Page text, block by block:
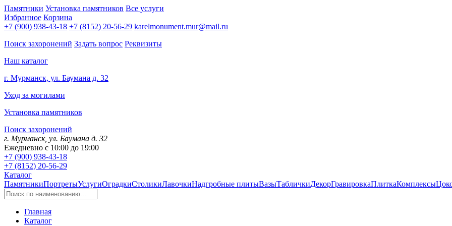
Памятники Установка памятников Все услуги
Избранное Корзина
+7 (900) 938-43-18 +7 (8152) 20-56-29 karelmonument.mur@mail.ru
Поиск захоронений Задать вопрос Реквизиты
Наш каталог
г. Мурманск, ул. Баумана д. 32
Уход за могилами
Установка памятников
Поиск захоронений
г. Мурманск, ул. Баумана д. 32
Ежедневно с 10:00 до 19:00
+7 (900) 938-43-18
+7 (8152) 20-56-29
Каталог
ПамятникиПортретыУслугиОградкиСтоликиЛавочкиНадгробные плитыВазыТабличкиДекорГравировкаПлиткаКомплексы
Главная
Каталог